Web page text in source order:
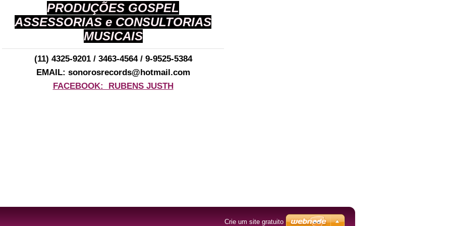
PRODUÇÕES GOSPEL
ASSESSORIAS e CONSULTORIAS
MUSICAIS
(11) 4325-9201 / 3463-4564 / 9-9525-5384
EMAIL: sonorosrecords@hotmail.com
FACEBOOK: RUBENS JUSTH
Crie um site gratuito